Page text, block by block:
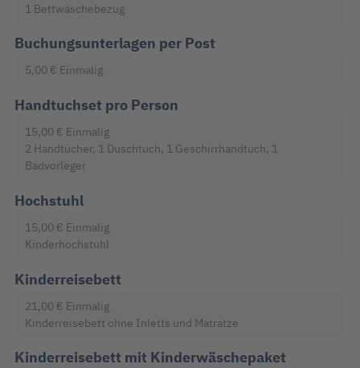
1 Bettwäschebezug
Buchungsunterlagen per Post
5,00 € Einmalig
Handtuchset pro Person
15,00 € Einmalig
2 Handtücher, 1 Duschtuch, 1 Geschirrhandtuch, 1
Badvorleger
Hochstuhl
15,00 € Einmalig
Kinderhochstuhl
Kinderreisebett
21,00 € Einmalig
Kinderreisebett ohne Inletts und Matratze
Kinderreisebett mit Kinderwäschepaket